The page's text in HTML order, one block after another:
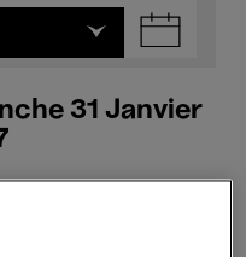
31 Janvier